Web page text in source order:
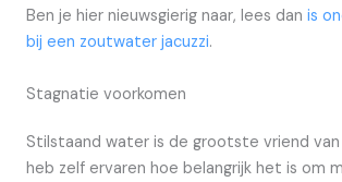
Ben je hier nieuwsgierig naar, lees dan is
bij een zoutwater jacuzzi.
Stagnatie voorkomen
Stilstaand water is de grootste vriend van
heb zelf ervaren hoe belangrijk het is om